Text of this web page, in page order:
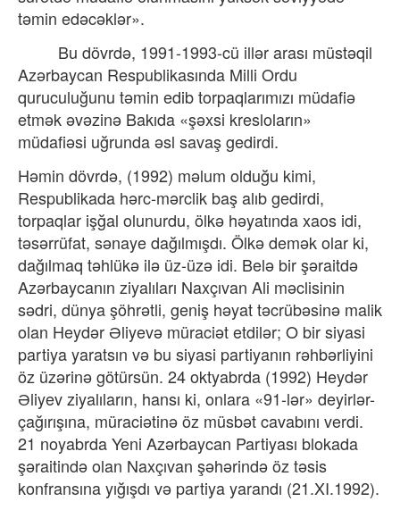
təmin edəcəklər».
Bu dövrdə, 1991-1993-cü illər arası müstəqil
Azərbaycan Respublikasında Milli Ordu
quruculuğunu təmin edib torpaqlarımızı müdafiə
etmək əvəzinə Bakıda «şəxsi kresloların»
müdafiəsi uğrunda əsl savaş gedirdi.
Həmin dövrdə, (1992) məlum olduğu kimi,
Respublikada hərc-mərclik baş alıb gedirdi,
torpaqlar işğal olunurdu, ölkə həyatında xaos idi,
təsərrüfat, sənaye dağılmışdı. Ölkə demək olar ki,
dağılmaq təhlükə ilə üz-üzə idi. Belə bir şəraitdə
Azərbaycanın ziyalıları Naxçıvan Ali məclisinin
sədri, dünya şöhrətli, geniş həyat təcrübəsinə malik
olan Heydər Əliyevə müraciət etdilər; O bir siyasi
partiya yaratsın və bu siyasi partiyanın rəhbərliyini
öz üzərinə götürsün. 24 oktyabrda (1992) Heydər
Əliyev ziyalıların, hansı ki, onlara «91-lər» deyirlər-
çağırışına, müraciətinə öz müsbət cavabını verdi.
21 noyabrda Yeni Azərbaycan Partiyası blokada
şəraitində olan Naxçıvan şəhərində öz təsis
konfransına yığışdı və partiya yarandı (21.XI.1992).